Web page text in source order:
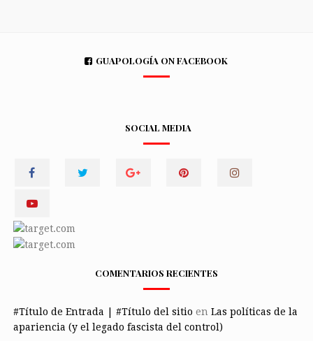
GUAPOLOGÍA ON FACEBOOK
SOCIAL MEDIA
COMENTARIOS RECIENTES
#Título de Entrada | #Título del sitio en Las políticas de la
apariencia (y el legado fascista del control)